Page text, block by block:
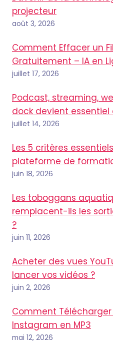
projecteur
août 3, 2026
Comment Effacer un
Gratuitement – IA en
juillet 17, 2026
Podcast, streaming,
dock devient essentiel
juillet 14, 2026
Les 5 critères
plateforme de
juin 18, 2026
Les toboggans
remplacent-ils les
?
juin 11, 2026
Acheter des vues
lancer vos vidéos ?
juin 2, 2026
Comment
Instagram en MP3
mai 12, 2026